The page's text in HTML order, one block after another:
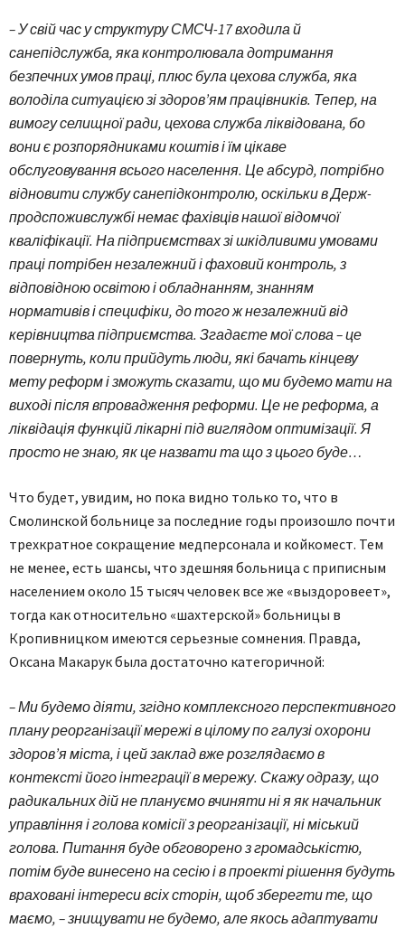
– У свій час у структуру СМСЧ-17 входила й
санепідслужба, яка контролювала дотримання
безпечних умов праці, плюс була цехова служба, яка
володіла ситуацією зі здоров’ям працівників. Тепер, на
вимогу селищної ради, цехова служба ліквідована, бо
вони є розпорядниками коштів і їм цікаве
обслуговування всього населення. Це абсурд, потрібно
відновити службу санепідконтролю, оскільки в Держ­
продспоживслужбі немає фахівців нашої відомчої
кваліфікації. На підприємствах зі шкідливими умовами
праці потрібен незалежний і фаховий контроль, з
відповідною освітою і обладнанням, знанням
нормативів і специфіки, до того ж незалежний від
керівництва підприємства. Згадаєте мої слова – це
повернуть, коли прийдуть люди, які бачать кінцеву
мету реформ і зможуть сказати, що ми будемо мати на
виході після впровадження реформи. Це не реформа, а
ліквідація функцій лікарні під виглядом оптимізації. Я
просто не знаю, як це назвати та що з цього буде…
Что будет, увидим, но пока видно только то, что в
Смолинской больнице за последние годы произошло почти
трехкратное сокращение медперсонала и койкомест. Тем
не менее, есть шансы, что здешняя больница с приписным
населением около 15 тысяч человек все же «выздоровеет»,
тогда как относительно «шахтерской» больницы в
Кропивницком имеются серьезные сомнения. Правда,
Оксана Макарук была достаточно категоричной:
– Ми будемо діяти, згідно комплексного перспективного
плану реорганізації мережі в цілому по галузі охорони
здоров’я міста, і цей заклад вже розглядаємо в
контексті його інтеграції в мережу. Скажу одразу, що
радикальних дій не плануємо вчиняти ні я як начальник
управління і голова комісії з реорганізації, ні міський
голова. Питання буде обговорено з громадськістю,
потім буде винесено на сесію і в проекті рішення будуть
враховані інтереси всіх сторін, щоб зберегти те, що
маємо, – знищувати не будемо, але якось адаптувати